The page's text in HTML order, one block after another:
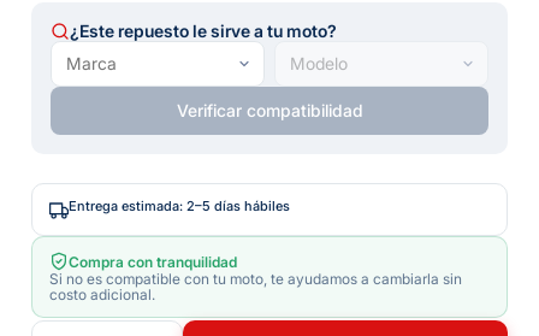
¿Este repuesto le sirve a tu moto?
Verificar compatibilidad
Entrega estimada: 2–5 días hábiles
Compra con tranquilidad
Si no es compatible con tu moto, te ayudamos a cambiarla sin
costo adicional.